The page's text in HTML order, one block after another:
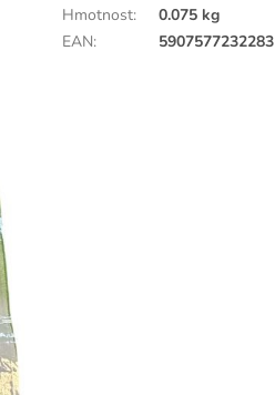
Hmotnost:
0.075 kg
EAN: 5907577232283